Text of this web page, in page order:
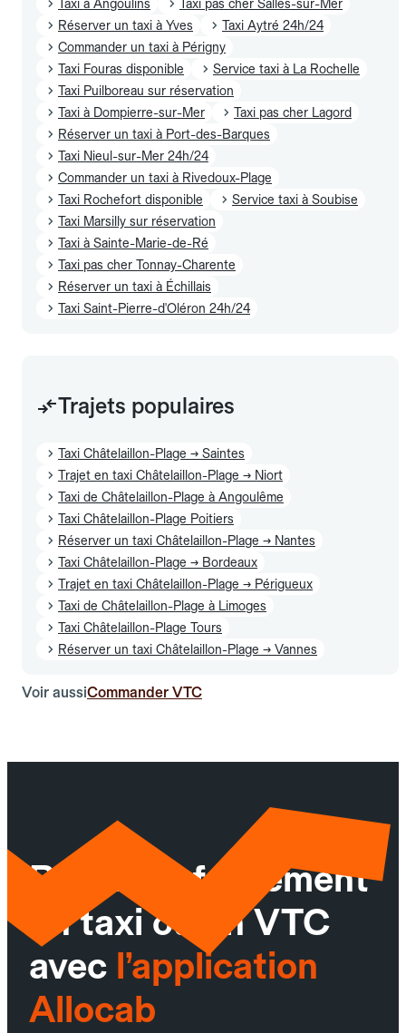
Taxi à Angoulins
Taxi pas cher Salles-sur-Mer
Réserver un taxi à Yves
Taxi Aytré 24h/24
Commander un taxi à Périgny
Taxi Fouras disponible
Service taxi à La Rochelle
Taxi Puilboreau sur réservation
Taxi à Dompierre-sur-Mer
Taxi pas cher Lagord
Réserver un taxi à Port-des-Barques
Taxi Nieul-sur-Mer 24h/24
Commander un taxi à Rivedoux-Plage
Taxi Rochefort disponible
Service taxi à Soubise
Taxi Marsilly sur réservation
Taxi à Sainte-Marie-de-Ré
Taxi pas cher Tonnay-Charente
Réserver un taxi à Échillais
Taxi Saint-Pierre-d'Oléron 24h/24
Trajets populaires
Taxi Châtelaillon-Plage → Saintes
Trajet en taxi Châtelaillon-Plage → Niort
Taxi de Châtelaillon-Plage à Angoulême
Taxi Châtelaillon-Plage Poitiers
Réserver un taxi Châtelaillon-Plage → Nantes
Taxi Châtelaillon-Plage → Bordeaux
Trajet en taxi Châtelaillon-Plage → Périgueux
Taxi de Châtelaillon-Plage à Limoges
Taxi Châtelaillon-Plage Tours
Réserver un taxi Châtelaillon-Plage → Vannes
Voir aussiCommander VTC
Réservez facilement
un taxi ou un VTC
avec l’application
Allocab